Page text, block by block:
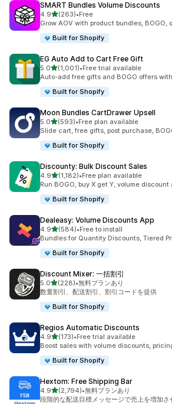
SMART Bundles Volume Discounts
4.95つ星中
(263)
合計レビュー数：263件
•Free
Grow AOV with product bundles, BOGO,
Built for Shopify
EG Auto Add to Cart Free Gift
5.05つ星中
(1,001)
合計レビュー数：1001件
•Free trial available
Auto-add free gifts and BOGO offers
Built for Shopify
Moon Bundles CartDrawer Upsell
5.05つ星中
(593)
合計レビュー数：593件
•Free plan available
Slide cart, free gifts, post purchase,
Built for Shopify
Discounty: Bulk Discount Sales
4.95つ星中
(1,182)
合計レビュー数：1182件
•Free plan available
Run BOGO, buy X get Y, volume
Built for Shopify
Dealeasy: Volume Discounts App
4.95つ星中
(584)
合計レビュー数：584件
•Free to install
Bundles for Quantity Discounts, Tiered
Built for Shopify
Discount Mixer: 一括割引
5.05つ星中
(228)
合計レビュー数：228件
•無料プランあり
数量割引、配送割引、割引コードを提供
Built for Shopify
Regios Automatic Discounts
4.95つ星中
(173)
合計レビュー数：173件
•Free trial available
Boost sales with volume discounts,
Built for Shopify
Hextom: Free Shipping Bar
4.95つ星中
(2,794)
合計レビュー数：2794件
•無料プランあり
段階的な配送目標メッセージで売上を増加さ